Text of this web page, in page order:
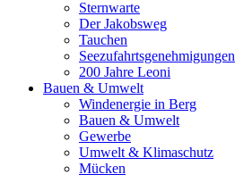
Sternwarte
Der Jakobsweg
Tauchen
Seezufahrtsgenehmigungen
200 Jahre Leoni
Bauen & Umwelt
Windenergie in Berg
Bauen & Umwelt
Gewerbe
Umwelt & Klimaschutz
Mücken